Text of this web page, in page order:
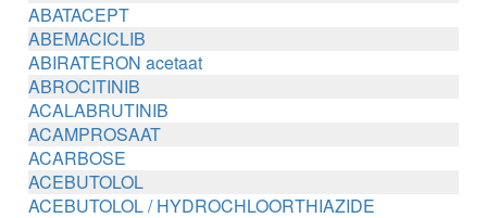
ABATACEPT
ABEMACICLIB
ABIRATERON acetaat
ABROCITINIB
ACALABRUTINIB
ACAMPROSAAT
ACARBOSE
ACEBUTOLOL
ACEBUTOLOL / HYDROCHLOORTHIAZIDE